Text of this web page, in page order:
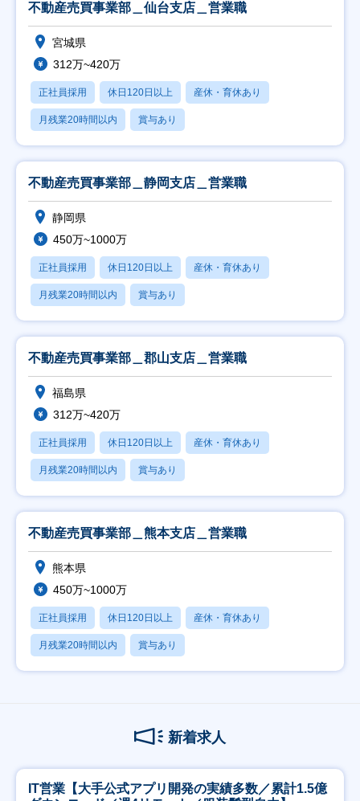
不動産売買事業部＿仙台支店＿営業職
宮城県
312万~420万
正社員採用 休日120日以上 産休・育休あり
月残業20時間以内 賞与あり
不動産売買事業部＿静岡支店＿営業職
静岡県
450万~1000万
正社員採用 休日120日以上 産休・育休あり
月残業20時間以内 賞与あり
不動産売買事業部＿郡山支店＿営業職
福島県
312万~420万
正社員採用 休日120日以上 産休・育休あり
月残業20時間以内 賞与あり
不動産売買事業部＿熊本支店＿営業職
熊本県
450万~1000万
正社員採用 休日120日以上 産休・育休あり
月残業20時間以内 賞与あり
新着求人
IT営業【大手公式アプリ開発の実績多数／累計1.5億